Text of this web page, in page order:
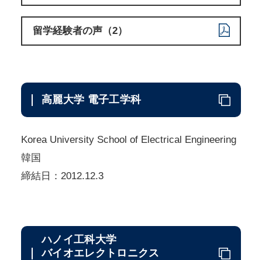
留学経験者の声（2）
高麗大学 電子工学科
Korea University School of Electrical Engineering
韓国
締結日：2012.12.3
ハノイ工科大学
バイオエレクトロニクス